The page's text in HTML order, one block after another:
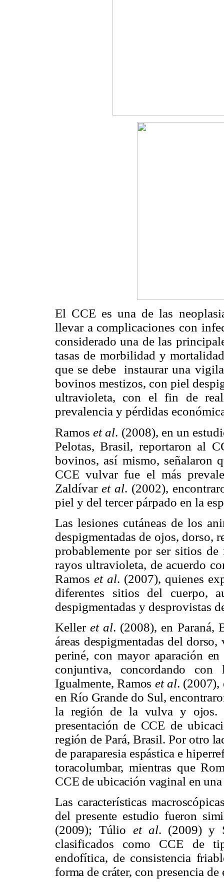
El CCE es una de las
llevar a complicaciones con
considerado una de las
tasas de morbilidad y
que se debe instaurar una
bovinos mestizos, con piel
ultravioleta, con el fin de
prevalencia y pérdidas
Ramoset al. (2008), en un
Pelotas, Brasil, reportaron al
bovinos, así mismo, señalaron
CCE vulvar fue el más
Zaldívar et al. (2002),
piel y del tercer párpado en la
Las lesiones cutáneas de los
despigmentadas de ojos, dorso,
probablemente por ser sitios
rayos ultravioleta, de acuerdo
Ramos et al. (2007), quienes
diferentes sitios del cuerpo,
despigmentadas y desprovistas
Kelleret al. (2008), en Paraná,
áreas despigmentadas del
periné, con mayor aparación
conjuntiva, concordando
Igualmente, Ramos et al. (2007),
en Río Grande do Sul,
la región de la vulva y ojos.
presentación de CCE de
región de Pará, Brasil. Por otro
de paraparesia espástica e
toracolumbar, mientras que
CCE de ubicación vaginal en
Las características
del presente estudio fueron
(2009); Túlio et al. (2009) y
clasificados como CCE de
endofítica, de consistencia
forma de cráter, con presencia